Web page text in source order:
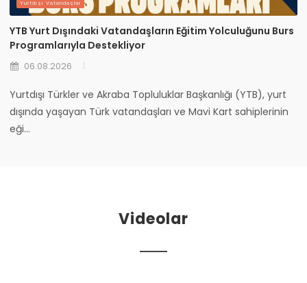
Yurtdışı Vatandaşlar
YTB Yurt Dışındaki Vatandaşların Eğitim Yolculuğunu Burs
Programlarıyla Destekliyor
06.08.2026
Yurtdışı Türkler ve Akraba Topluluklar Başkanlığı (YTB), yurt
dışında yaşayan Türk vatandaşları ve Mavi Kart sahiplerinin
eği...
Videolar